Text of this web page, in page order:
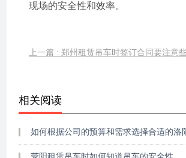
现场的安全性和效率。
上一篇 : 郑州租赁吊车时签订合同要注意
相关阅读
如何根据公司的预算和需求选择合适的洛